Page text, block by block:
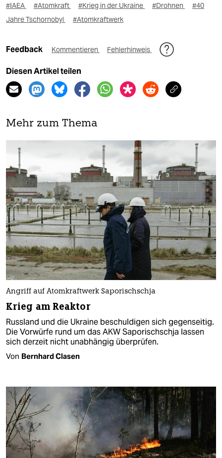
#IAEA #Atomkraft #Krieg in der Ukraine #Drohnen
#40
Jahre Tschornobyl
#Atomkraftwerk
Feedback Kommentieren Fehlerhinweis
Diesen Artikel teilen
Mehr zum Thema
Angriff auf Atomkraftwerk Saporischschja
Krieg am Reaktor
Russland und die Ukraine beschuldigen sich gegenseitig.
Die Vorwürfe rund um das AKW Saporischschja lassen
sich derzeit nicht unabhängig überprüfen.
Von Bernhard Clasen